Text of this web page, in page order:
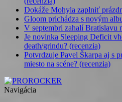
Dokáže Mohyla zaplniť
Gloom prichádza s novým
V septembri zahalí Bratislavu
Je novinka Sleeping Deficit
death/grindu? (recenzia)
Potvrdzuje Pavel Škarpa aj s
miesto na scéne? (recenzia)
Navigácia